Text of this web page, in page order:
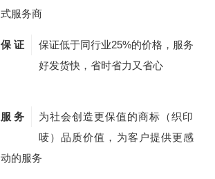
式服务商
保 证
保证低于同行业25%的价格，服务
好发货快，省时省力又省心
服 务
为社会创造更保值的商标（织印
唛）品质价值，为客户提供更感
动的服务